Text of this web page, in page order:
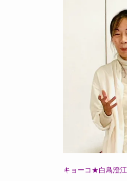
キョーコ★白鳥澄江